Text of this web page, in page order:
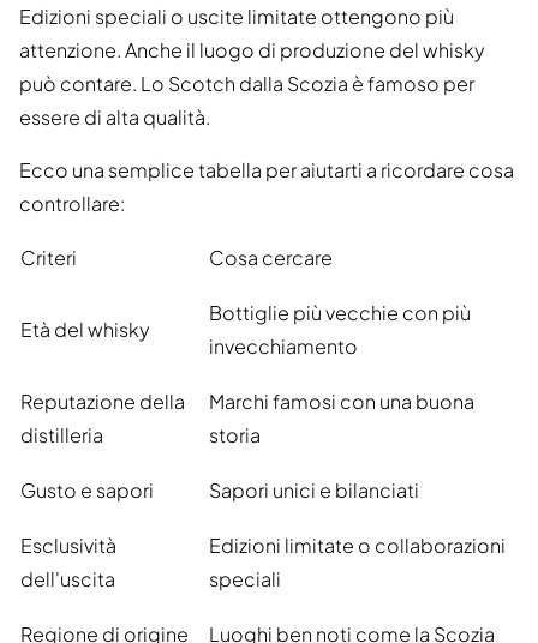
Edizioni speciali o uscite limitate ottengono più
attenzione. Anche il luogo di produzione del whisky
può contare. Lo Scotch dalla Scozia è famoso per
essere di alta qualità.
Ecco una semplice tabella per aiutarti a ricordare cosa
controllare:
Criteri Cosa cercare
Età del whisky
Bottiglie più vecchie con più
invecchiamento
Reputazione della
distilleria
Marchi famosi con una buona
storia
Gusto e sapori Sapori unici e bilanciati
Esclusività
dell'uscita
Edizioni limitate o collaborazioni
speciali
Regione di origine Luoghi ben noti come la Scozia